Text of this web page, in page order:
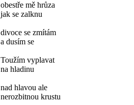
obestře mě hrůza
jak se zalknu
divoce se zmítám
a dusím se
Toužím vyplavat
na hladinu
nad hlavou ale
nerozbitnou krustu